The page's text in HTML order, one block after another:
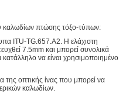
καλωδίων πτώσης τόξο-τύπων:
ITU-TG.657.A2. Η ελάχιστη
7.5mm και μπορεί συνολικά
να είναι χρησιμοποιημένο
της οπτικής ίνας που μπορεί να
καλωδίων.